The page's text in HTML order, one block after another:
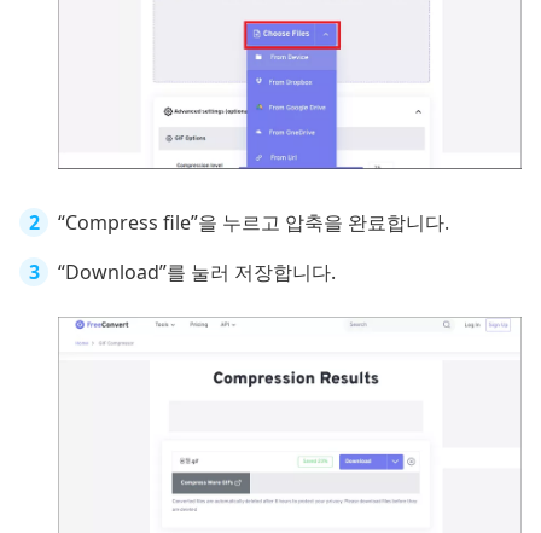
“Compress file”을 누르고 압축을 완료합니다.
“Download”를 눌러 저장합니다.